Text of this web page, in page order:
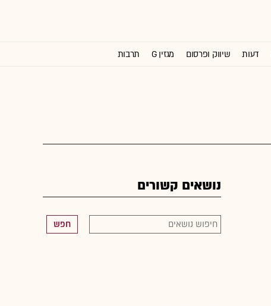
דעות שיווק ופרסום מגזין G תרבות
נושאים קשורים
חפש